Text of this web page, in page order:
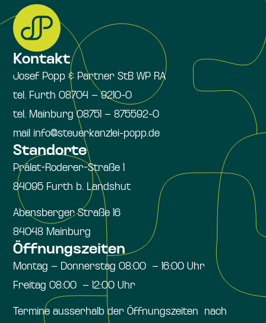
Kontakt
Josef Popp & Partner StB WP RA
tel. Furth 08704 – 9210-0
tel. Mainburg 08751 – 875592-0
mail info@steuerkanzlei-popp.de
Standorte
Prälat-Roderer-Straße 1
84095 Furth b. Landshut
Abensberger Straße 16
84048 Mainburg
Öffnungszeiten
Montag – Donnerstag 08:00 – 16:00 Uhr
Freitag 08:00 – 12:00 Uhr
Termine ausserhalb der Öffnungszeiten nach